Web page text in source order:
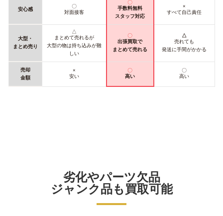
安心感
〇
対面接客
〇
手数料無料
スタッフ対応
×
すべて自己責任
大型・
まとめ売り
△
まとめて売れるが
大型の物は持ち込みが難
しい
〇
出張買取で
まとめて売れる
△
売れても
発送に手間がかかる
売却
金額
×
安い
〇
高い
〇
高い
劣化やパーツ欠品
ジャンク品も買取可能